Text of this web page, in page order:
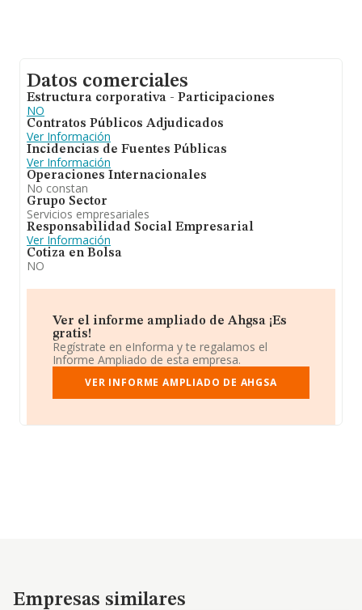
Datos comerciales
Estructura corporativa - Participaciones
NO
Contratos Públicos Adjudicados
Ver Información
Incidencias de Fuentes Públicas
Ver Información
Operaciones Internacionales
No constan
Grupo Sector
Servicios empresariales
Responsabilidad Social Empresarial
Ver Información
Cotiza en Bolsa
NO
Ver el informe ampliado de Ahgsa ¡Es
gratis!
Regístrate en eInforma y te regalamos el
Informe Ampliado de esta empresa.
VER INFORME AMPLIADO DE AHGSA
Empresas similares
Empresas similares